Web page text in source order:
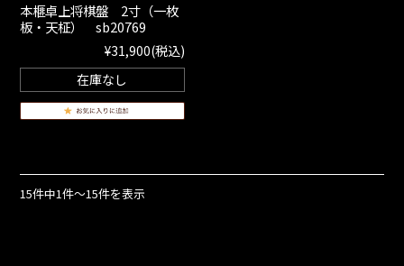
本榧卓上将棋盤 2寸（一枚
板・天柾） sb20769
¥31,900(税込)
在庫なし
15件中1件～15件を表示